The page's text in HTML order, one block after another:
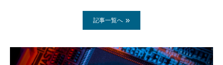
記事一覧へ